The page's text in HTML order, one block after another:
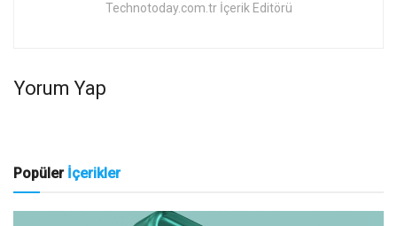
Technotoday.com.tr İçerik Editörü
Yorum Yap
Popüler İçerikler